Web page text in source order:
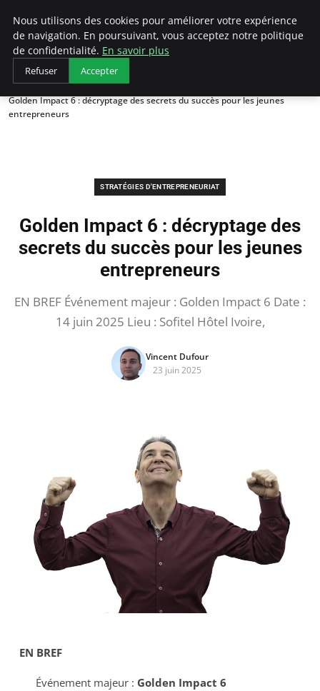
LECFCM
Accueil
Stratégies d'entrepreneuriat
Golden Impact 6 : décryptage des secrets du succès pour les jeunes
entrepreneurs
STRATÉGIES D'ENTREPRENEURIAT
Golden Impact 6 : décryptage des
secrets du succès pour les jeunes
entrepreneurs
EN BREF Événement majeur : Golden Impact 6 Date :
14 juin 2025 Lieu : Sofitel Hôtel Ivoire,
Vincent Dufour
23 juin 2025
EN BREF
Événement majeur : Golden Impact 6
Nous utilisons des cookies pour améliorer votre expérience
de navigation. En poursuivant, vous acceptez notre politique
de confidentialité. En savoir plus
Refuser Accepter